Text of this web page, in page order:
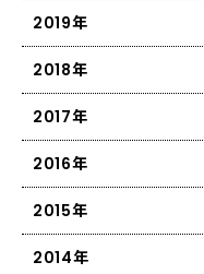
2019年
2018年
2017年
2016年
2015年
2014年